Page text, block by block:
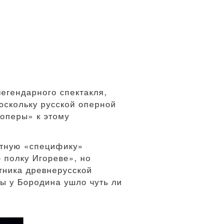
спектакля,
русской оперной
к этому
«специфику»
Игореве», но
древнерусской
у Бородина ушло чуть ли